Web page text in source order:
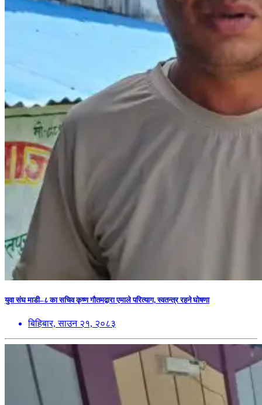
युवा संघ माडी–८ का सचिव कृष्ण गौतमद्वारा एमाले परित्याग, स्वतन्त्र रहने घोषणा
बिहिबार, साउन २१, २०८३